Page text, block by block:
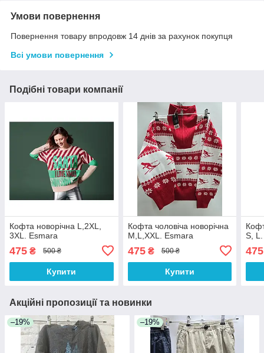
Умови повернення
Повернення товару впродовж 14 днів за рахунок покупця
Всі умови повернення
Подібні товари компанії
Кофта новорічна L,2XL,
3XL. Esmara
475 ₴ 500 ₴
Купити
Кофта чоловіча новорічна
M,L,XXL. Esmara
475₴ 500 ₴
Купити
S,
475
Акційні пропозиції та новинки
–19% –19%